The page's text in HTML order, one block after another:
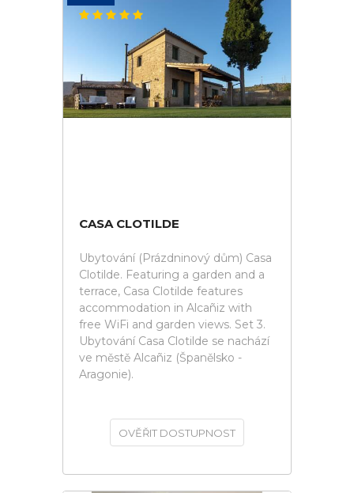
CASA CLOTILDE
Ubytování (Prázdninový dům) Casa
Clotilde. Featuring a garden and a
terrace, Casa Clotilde features
accommodation in Alcañiz with
free WiFi and garden views. Set 3.
Ubytování Casa Clotilde se nachází
ve městě Alcañiz (Španělsko -
Aragonie).
OVĚŘIT DOSTUPNOST